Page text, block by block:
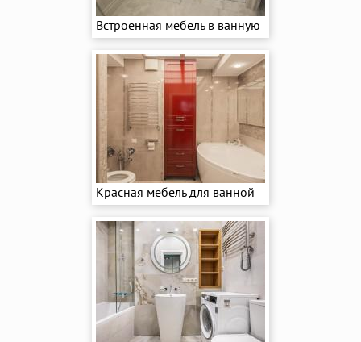
Встроенная мебель в ванную
Красная мебель для ванной